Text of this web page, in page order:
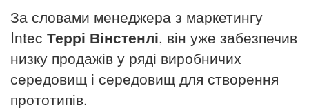
За словами менеджера з маркетингу
Intec Террі Вінстенлі, він уже забезпечив
низку продажів у ряді виробничих
середовищ і середовищ для створення
прототипів.